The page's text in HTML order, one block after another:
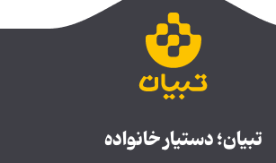
تبیان؛ دستیار خانواده